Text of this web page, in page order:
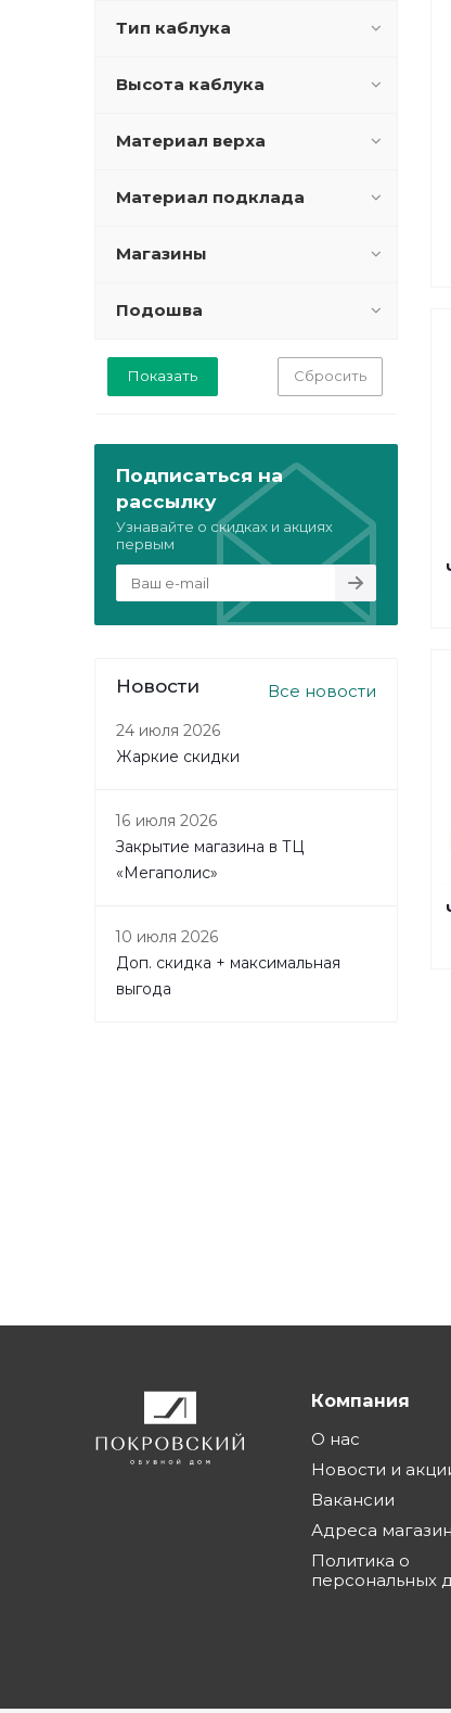
Тип каблука
Высота каблука
Материал верха
Материал подклада
Магазины
Подошва
Сбросить
Подписаться на
рассылку
Узнавайте о скидках и акциях
первым
Новости Все новости
24 июля 2026
Жаркие скидки
16 июля 2026
Закрытие магазина в ТЦ
«Мегаполис»
10 июля 2026
Доп. скидка + максимальная
выгода
Компания
О нас
Новости и
Вакансии
Адреса
Политика о
персональных